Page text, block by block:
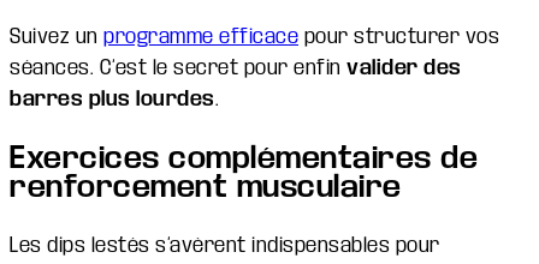
Suivez un programme efficace pour structurer vos
séances. C’est le secret pour enfin valider des
barres plus lourdes.
Exercices complémentaires de
renforcement musculaire
Les dips lestés s’avèrent indispensables pour